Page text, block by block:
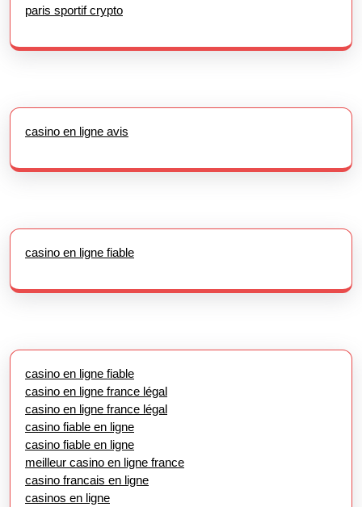
paris sportif crypto
casino en ligne avis
casino en ligne fiable
casino en ligne fiable
casino en ligne france légal
casino en ligne france légal
casino fiable en ligne
casino fiable en ligne
meilleur casino en ligne france
casino francais en ligne
casinos en ligne